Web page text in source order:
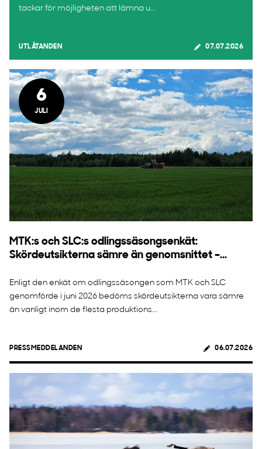
tackar för möjligheten att lämna u...
UTLÅTANDEN 07.07.2026
6
JULI
MTK:s och SLC:s odlingssäsongsenkät:
Skördeutsikterna sämre än genomsnittet –...
Enligt den enkät om odlingssäsongen som MTK och SLC
genomförde i juni 2026 bedöms skördeutsikterna vara sämre
än vanligt inom de flesta produktions...
PRESSMEDDELANDEN 06.07.2026